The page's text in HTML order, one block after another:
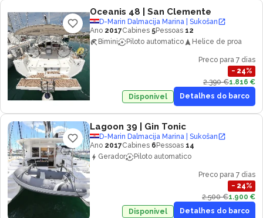
Oceanis 48 | San Clemente
D-Marin Dalmacija Marina | Sukošan
Ano 2017Cabines 5Pessoas 12
Bimini
Piloto automatico Helice de proa
Preco para 7 dias
− 24%
2.390 €1.816 €
Disponivel
Detalhes do barco
Lagoon 39 | Gin Tonic
D-Marin Dalmacija Marina | Sukošan
Ano 2017Cabines 6 Pessoas 14
Gerador
Piloto automatico
Preco para 7 dias
− 24%
2.500 €1.900 €
Disponivel
Detalhes do barco